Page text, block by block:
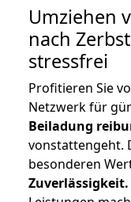
Umziehen
nach
stressfrei
Profitieren Sie
Netzwerk für
Beiladung
vonstattengeht.
besonderen
Zuverlässigkeit.